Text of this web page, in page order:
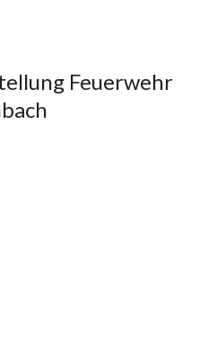
Feuerwehr